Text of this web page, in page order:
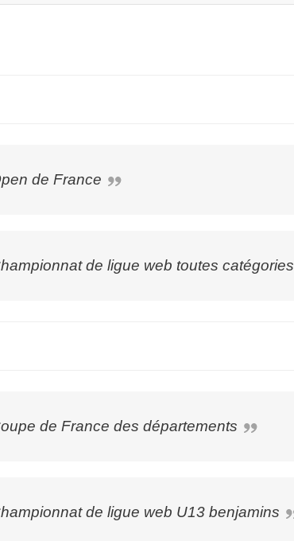
Open de France
Championnat de ligue web toutes catégories
Coupe de France des départements
Championnat de ligue web U13 benjamins